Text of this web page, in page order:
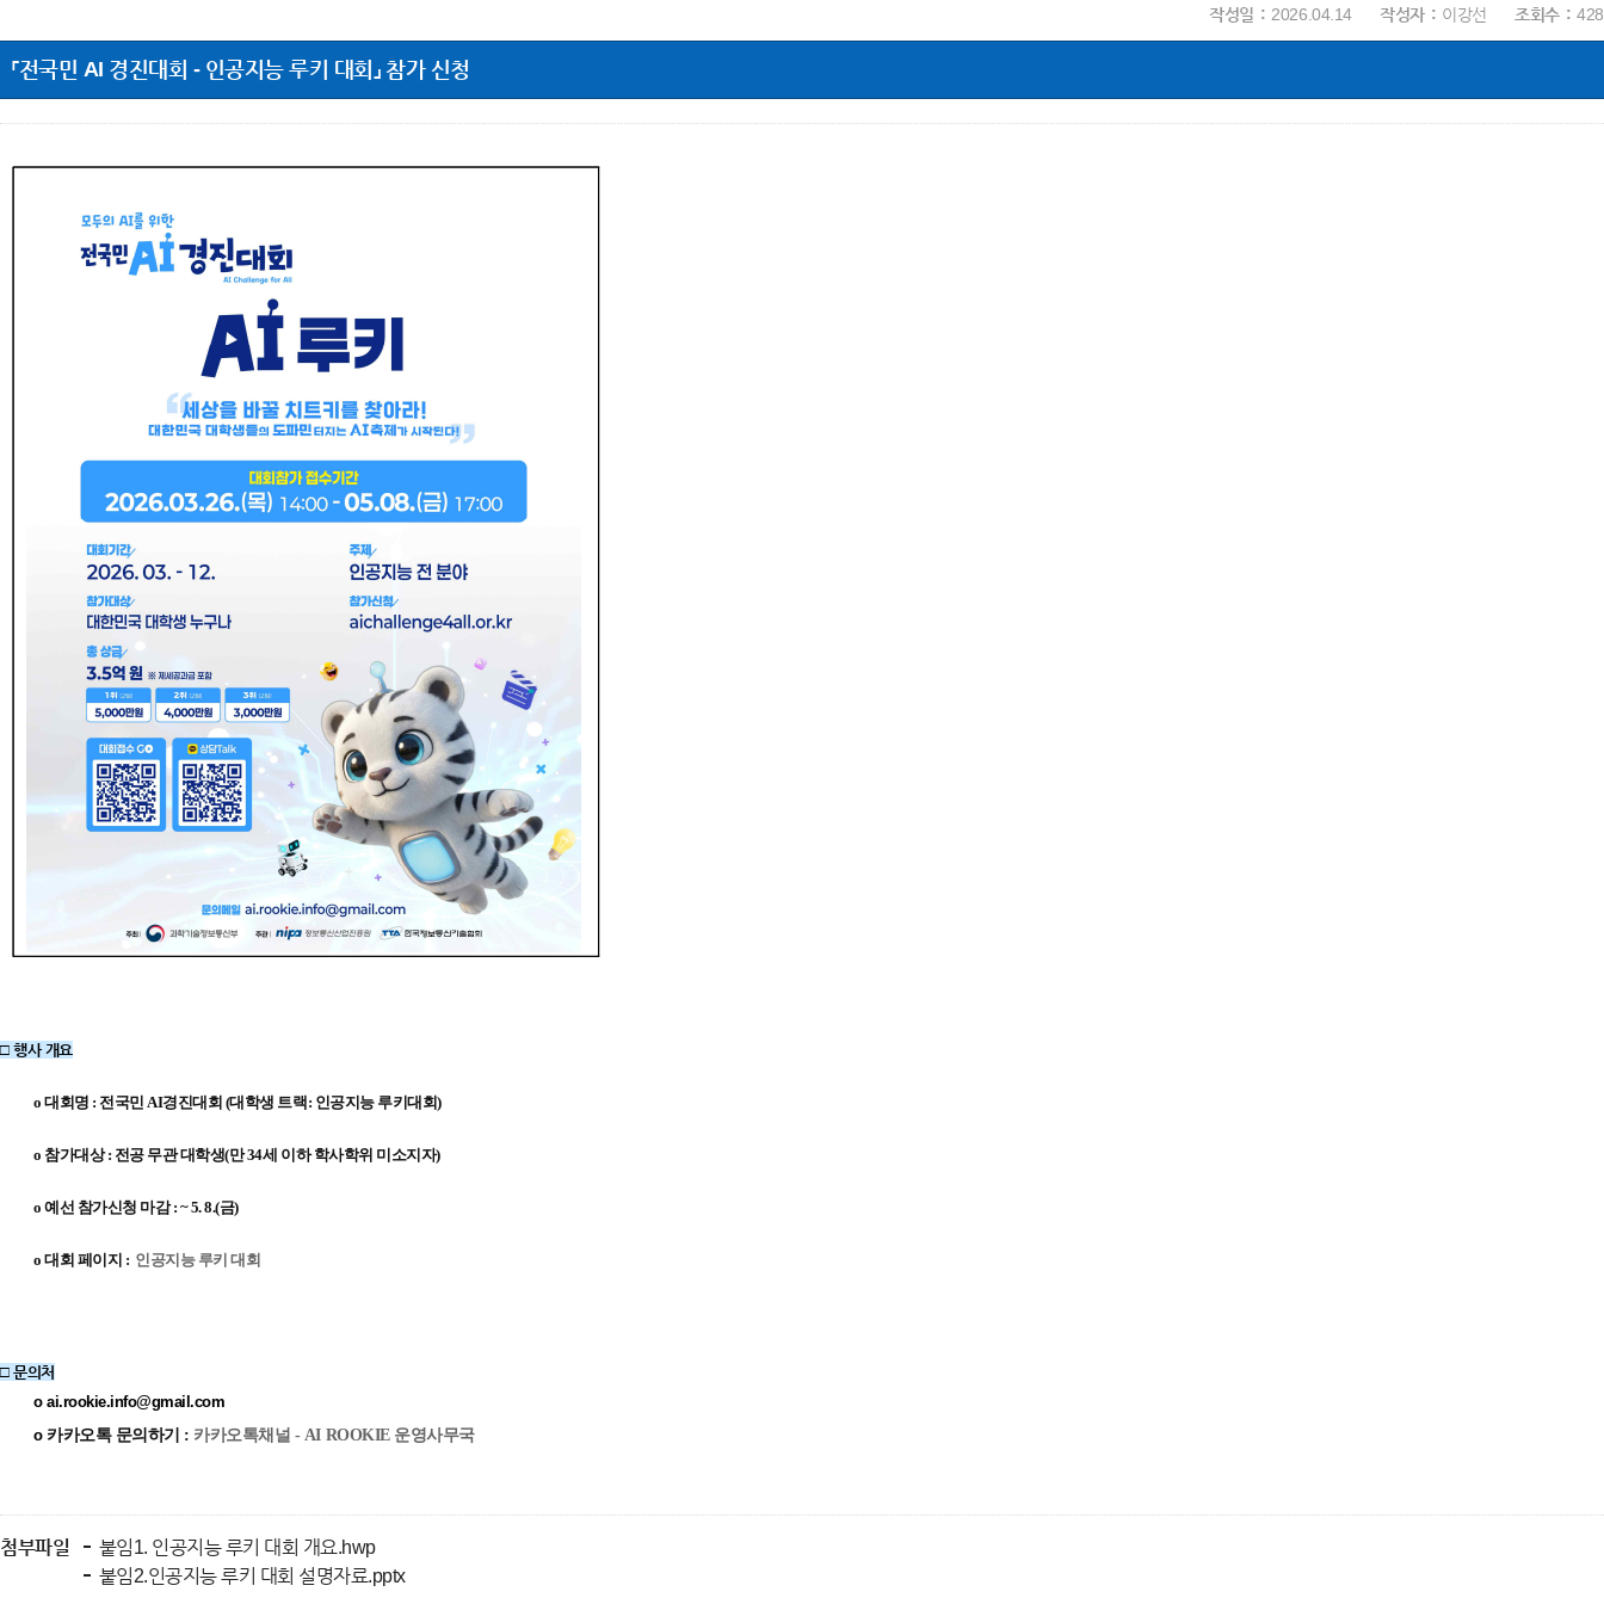
작성일 2026.04.14 작성자 이강선 조회수 428
「전국민 AI 경진대회 - 인공지능 루키 대회」 참가 신청
□ 행사 개요
o 대회명 : 전국민 AI경진대회 (대학생 트랙: 인공지능 루키대회)
o 참가대상 : 전공 무관 대학생(만 34세 이하 학사학위 미소지자)
o 예선 참가신청 마감 : ~ 5. 8.(금)
o 대회 페이지 : 인공지능 루키 대회
□ 문의처
oai.rookie.info@gmail.com
o카카오톡 문의하기 : 카카오톡채널 - AI ROOKIE 운영사무국
첨부파일
붙임1. 인공지능 루키 대회 개요.hwp
붙임2.인공지능 루키 대회 설명자료.pptx